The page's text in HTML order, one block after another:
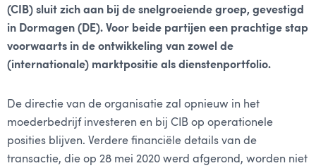
(CIB) sluit zich aan bij de snelgroeiende groep, gevestigd
in Dormagen (DE). Voor beide partijen een prachtige stap
voorwaarts in de ontwikkeling van zowel de
(internationale) marktpositie als dienstenportfolio.
De directie van de organisatie zal opnieuw in het
moederbedrijf investeren en bij CIB op operationele
posities blijven. Verdere financiële details van de
transactie, die op 28 mei 2020 werd afgerond, worden niet